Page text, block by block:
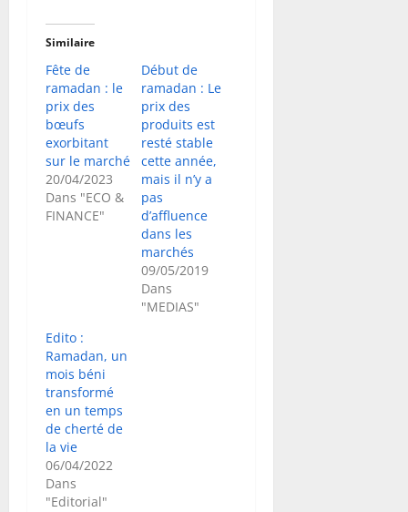
Similaire
Fête de
ramadan : le
prix des
bœufs
exorbitant
sur le marché
20/04/2023
Dans "ECO &
FINANCE"
Début de
ramadan : Le
prix des
produits est
resté stable
cette année,
mais il n’y a
pas
d’affluence
dans les
marchés
09/05/2019
Dans
"MEDIAS"
Edito :
Ramadan, un
mois béni
transformé
en un temps
de cherté de
la vie
06/04/2022
Dans
"Editorial"